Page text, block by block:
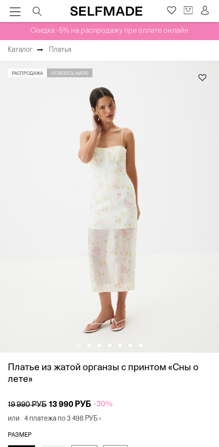
Скидка -5% на распродажу при оплате онлайн
Каталог Платья
РАСПРОДАЖА ОСТАЛОСЬ МАЛО
Платье из жатой органзы с принтом «Сны о
лете»
19 990 РУБ 13 990 РУБ -30%
или 4 платежа по 3 498 РУБ ›
РАЗМЕР